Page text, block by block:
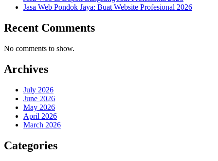
Jasa Web Pondok Jaya: Buat Website Profesional 2026
Recent Comments
No comments to show.
Archives
July 2026
June 2026
May 2026
April 2026
March 2026
Categories